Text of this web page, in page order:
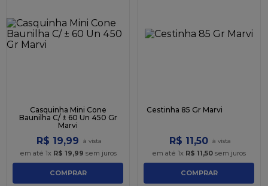
Casquinha Mini Cone
Baunilha C/ ± 60 Un 450 Gr
Marvi
R$ 19,99
em até 1x R$ 19,99 sem juros
COMPRAR
Cestinha 85 Gr Marvi
R$ 11,50
em até 1x R$ 11,50 sem juros
COMPRAR
9º
caixa kraft
10º chocolate